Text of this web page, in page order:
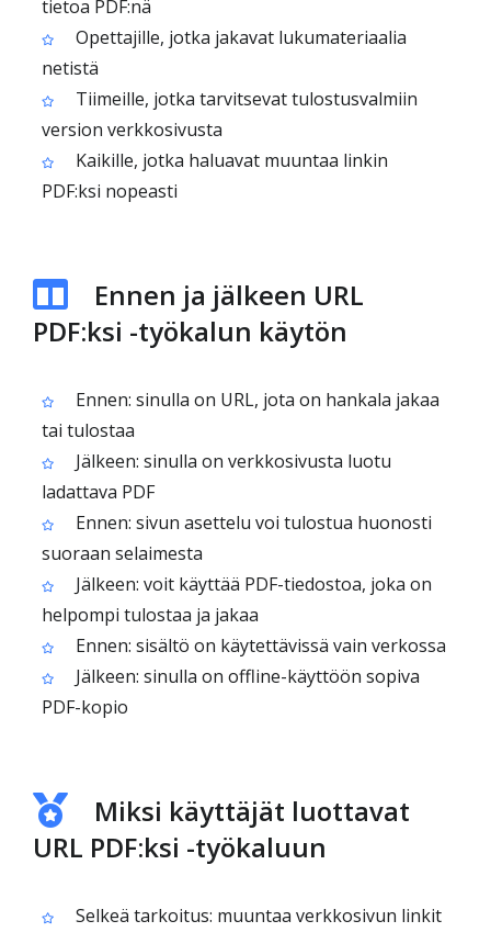
tietoa PDF:nä
Opettajille, jotka jakavat lukumateriaalia
netistä
Tiimeille, jotka tarvitsevat tulostusvalmiin
version verkkosivusta
Kaikille, jotka haluavat muuntaa linkin
PDF:ksi nopeasti
Ennen ja jälkeen URL
PDF:ksi -työkalun käytön
Ennen: sinulla on URL, jota on hankala jakaa
tai tulostaa
Jälkeen: sinulla on verkkosivusta luotu
ladattava PDF
Ennen: sivun asettelu voi tulostua huonosti
suoraan selaimesta
Jälkeen: voit käyttää PDF-tiedostoa, joka on
helpompi tulostaa ja jakaa
Ennen: sisältö on käytettävissä vain verkossa
Jälkeen: sinulla on offline-käyttöön sopiva
PDF-kopio
Miksi käyttäjät luottavat
URL PDF:ksi -työkaluun
Selkeä tarkoitus: muuntaa verkkosivun linkit